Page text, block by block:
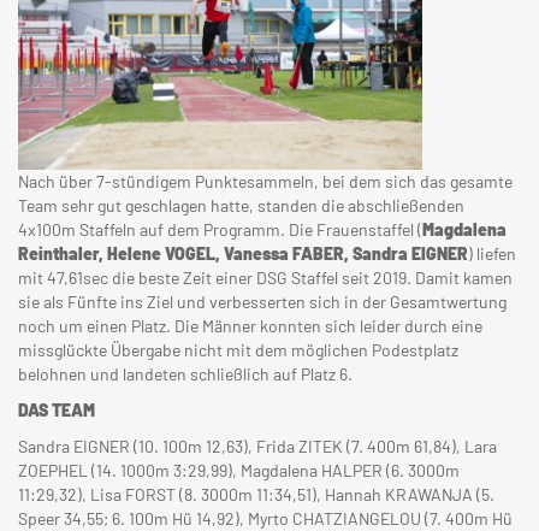
Nach über 7-stündigem Punktesammeln, bei dem sich das gesamte
Team sehr gut geschlagen hatte, standen die abschließenden
4x100m Staffeln auf dem Programm. Die Frauenstaffel (Magdalena
Reinthaler, Helene VOGEL, Vanessa FABER, Sandra EIGNER) liefen
mit 47,61sec die beste Zeit einer DSG Staffel seit 2019. Damit kamen
sie als Fünfte ins Ziel und verbesserten sich in der Gesamtwertung
noch um einen Platz. Die Männer konnten sich leider durch eine
missglückte Übergabe nicht mit dem möglichen Podestplatz
belohnen und landeten schließlich auf Platz 6.
DAS TEAM
Sandra EIGNER (10. 100m 12,63), Frida ZITEK (7. 400m 61,84), Lara
ZOEPHEL (14. 1000m 3:29,99), Magdalena HALPER (6. 3000m
11:29,32), Lisa FORST (8. 3000m 11:34,51), Hannah KRAWANJA (5.
Speer 34,55; 6. 100m Hü 14,92), Myrto CHATZIANGELOU (7. 400m Hü